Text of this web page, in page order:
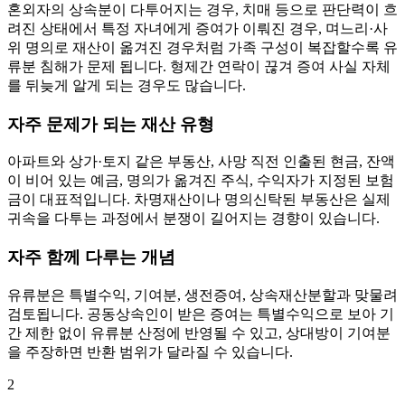
혼외자의 상속분이 다투어지는 경우, 치매 등으로 판단력이 흐
려진 상태에서 특정 자녀에게 증여가 이뤄진 경우, 며느리·사
위 명의로 재산이 옮겨진 경우처럼 가족 구성이 복잡할수록 유
류분 침해가 문제 됩니다. 형제간 연락이 끊겨 증여 사실 자체
를 뒤늦게 알게 되는 경우도 많습니다.
자주 문제가 되는 재산 유형
아파트와 상가·토지 같은 부동산, 사망 직전 인출된 현금, 잔액
이 비어 있는 예금, 명의가 옮겨진 주식, 수익자가 지정된 보험
금이 대표적입니다. 차명재산이나 명의신탁된 부동산은 실제
귀속을 다투는 과정에서 분쟁이 길어지는 경향이 있습니다.
자주 함께 다루는 개념
유류분은 특별수익, 기여분, 생전증여, 상속재산분할과 맞물려
검토됩니다. 공동상속인이 받은 증여는 특별수익으로 보아 기
간 제한 없이 유류분 산정에 반영될 수 있고, 상대방이 기여분
을 주장하면 반환 범위가 달라질 수 있습니다.
2